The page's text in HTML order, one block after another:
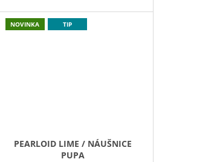
NOVINKA TIP
PEARLOID LIME / NÁUŠNICE
PUPA